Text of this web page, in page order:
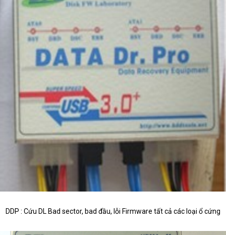
DDP : Cứu DL Bad sector, bad đầu, lỗi Firmware tất cả các loại ổ cứng